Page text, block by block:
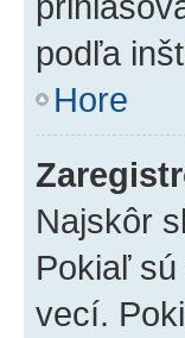
podľa
Hore
Najskôr
Pokiaľ
vecí.